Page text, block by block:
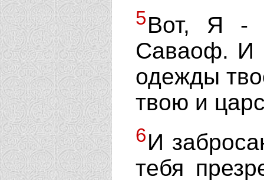
5Вот, Я -
Саваоф. И
одежды
твою и
6И
тебя